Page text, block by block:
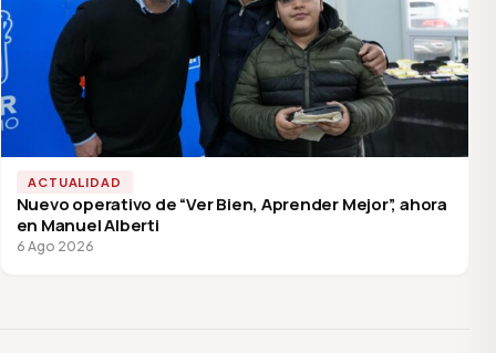
ACTUALIDAD
Nuevo operativo de “Ver Bien, Aprender Mejor”, ahora
en Manuel Alberti
6 Ago 2026